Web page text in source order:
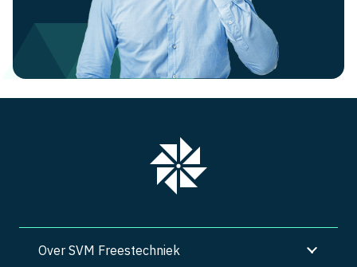
Over SVM Freestechniek